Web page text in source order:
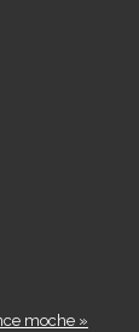
moche »